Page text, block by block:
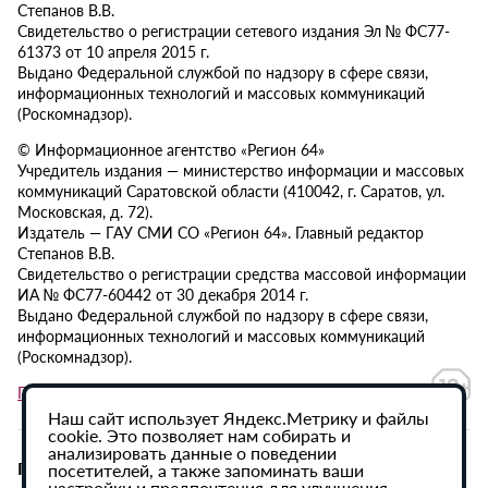
Степанов В.В.
Свидетельство о регистрации сетевого издания Эл № ФС77-
61373 от 10 апреля 2015 г.
Выдано Федеральной службой по надзору в сфере связи,
информационных технологий и массовых коммуникаций
(Роскомнадзор).
© Информационное агентство «Регион 64»
Учредитель издания — министерство информации и массовых
коммуникаций Саратовской области (410042, г. Саратов, ул.
Московская, д. 72).
Издатель — ГАУ СМИ СО «Регион 64». Главный редактор
Степанов В.В.
Свидетельство о регистрации средства массовой информации
ИА № ФС77-60442 от 30 декабря 2014 г.
Выдано Федеральной службой по надзору в сфере связи,
информационных технологий и массовых коммуникаций
(Роскомнадзор).
Политика в отношении обработки персональных данных
При использовании материалов сайта активная
Наш сайт использует Яндекс.Метрику и файлы
cookie. Это позволяет нам собирать и
анализировать данные о поведении
посетителей, а также запоминать ваши